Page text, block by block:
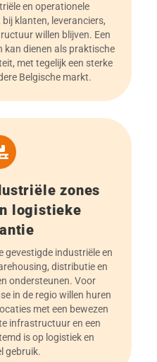
en operationele
klanten, leveranciers,
willen blijven. Een
kan dienen als praktische
met tegelijk een sterke
Belgische markt.
zones
logistieke
gevestigde industriële en
distributie en
ondersteunen. Voor
in de regio willen huren
met een bewezen
infrastructuur en een
is op logistiek en
gebruik.